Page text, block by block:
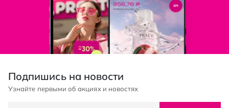
Подпишись на новости
Узнайте первыми об акциях и новостях